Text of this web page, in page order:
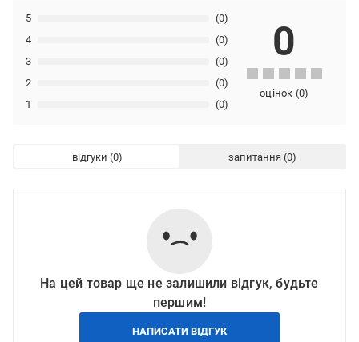
1 (0)
2 (0)
3 (0)
4 (0)
5 (0)
0
оцінок (0)
відгуки запитання
На цей товар ще не залишили відгук, будьте
першим!
НАПИСАТИ ВІДГУК